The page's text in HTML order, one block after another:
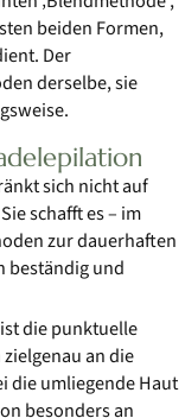
beiden Formen,
Der
derselbe, sie
sich nicht auf
schafft es – im
zur dauerhaften
beständig und
die punktuelle
an die
die umliegende Haut
besonders an